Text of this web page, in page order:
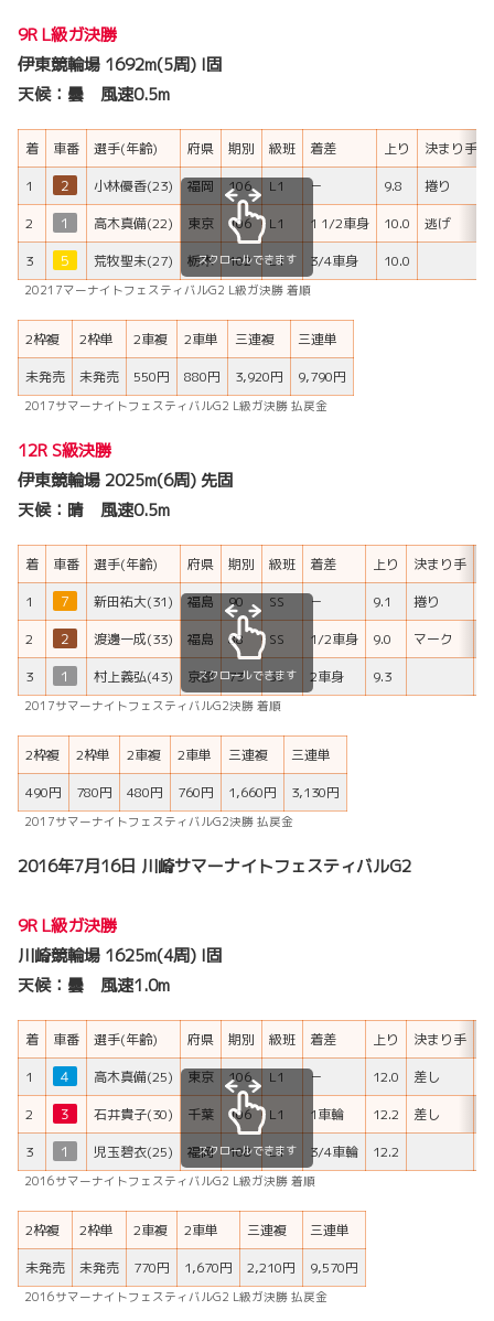
9R L級ガ決勝
伊東競輪場 1692m(5周) I固
天候：曇 風速0.5m
着 車番 選手(年齢) 府県 期別 級班 着差 上り 決まり手
1
２ 小林優香(23) 福岡 106 L1 － 9.8
捲り
2
１ 高木真備(22) 東京 106 L1 1 1/2車身 10.0
逃げ
3
５ 荒牧聖未(27) 栃木 102 L1 3/4車身 10.0
スクロールできます
20217マーナイトフェスティバルG2 L級ガ決勝 着順
2枠複 2枠単 2車複 2車単 三連複
三連単
未発売
未発売 550円 880円 3,920円 9,790円
2017サマーナイトフェスティバルG2 L級ガ決勝 払戻金
12R S級決勝
伊東競輪場 2025m(6周) 先固
天候：晴 風速0.5m
着 車番 選手(年齢) 府県 期別 級班 着差 上り 決まり手
1
７ 新田祐大(31) 福島 90 SS － 9.1 捲り
2
２ 渡邊一成(33) 福島 88 SS 1/2車身 9.0
マーク
3
１ 村上義弘(43) 京都 73 SS 2車身 9.3
スクロールできます
2017サマーナイトフェスティバルG2決勝 着順
2枠複 2枠単 2車複 2車単 三連複
三連単
490円
780円 480円 760円 1,660円 3,130円
2017サマーナイトフェスティバルG2決勝 払戻金
2016年7月16日 川崎サマーナイトフェスティバルG2
9R L級ガ決勝
川崎競輪場 1625m(4周) I固
天候：曇 風速1.0m
着 車番 選手(年齢) 府県 期別 級班 着差 上り 決まり手
1
４ 高木真備(25) 東京 106 L1 － 12.0
差し
2
３ 石井貴子(30) 千葉 106 L1 1車輪 12.2
差し
3
１ 児玉碧衣(25) 福岡 108 L1 3/4車輪 12.2
スクロールできます
2016サマーナイトフェスティバルG2 L級ガ決勝 着順
2枠複 2枠単 2車複 2車単 三連複
三連単
未発売
未発売 770円 1,670円 2,210円 9,570円
2016サマーナイトフェスティバルG2 L級ガ決勝 払戻金